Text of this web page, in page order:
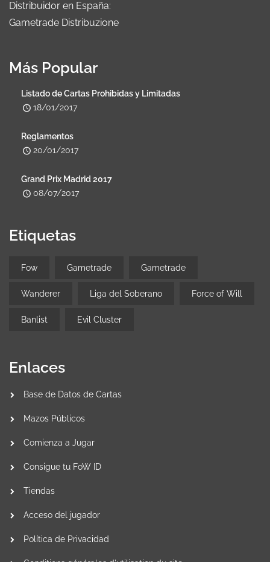
Distribuidor en España:
Gametrade Distribuzione
Más Popular
Listado de Cartas Prohibidas y Limitadas
18/01/2017
Reglamentos
20/01/2017
Grand Prix Madrid 2017
08/07/2017
Etiquetas
Fow Gametrade Gametrade
Wanderer Liga del Soberano Force of Will
Banlist Evil Cluster
Enlaces
Base de Datos de Cartas
Mazos Públicos
Comienza a Jugar
Consigue tu FoW ID
Tiendas
Acceso del jugador
Política de Privacidad